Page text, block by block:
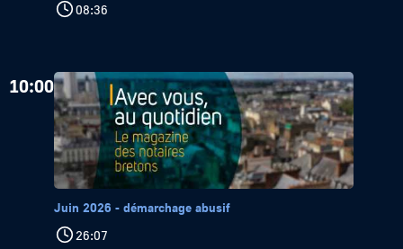
08:36
10:00
Juin 2026 - démarchage abusif
26:07